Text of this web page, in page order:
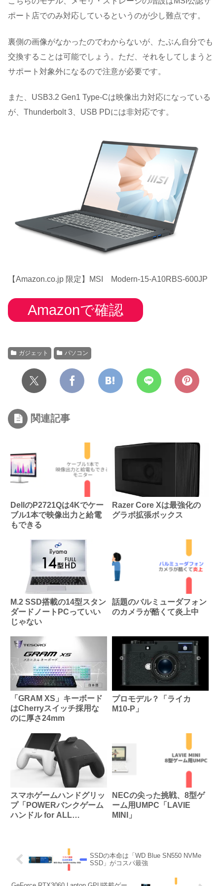
ポート店でのみ対応しているというのが少し難点です。
裏側の画像がなかったのでわからないが、たぶん自分でも
交換することは可能でしょう。ただ、それをしてしまうと
サポート対象外になるので注意が必要です。
また、USB3.2 Gen1 Type-Cは映像出力対応になっている
が、Thunderbolt 3、USB PDには非対応です。
【Amazon.co.jp 限定】MSI Modern-15-A10RBS-600JP
Amazonで確認
ガジェット パソコン
関連記事
DellのP2721Qは4Kでケー
ブル1本で映像出力と給電
もできる
Razer Core Xは最強化の
グラボ拡張ボックス
M.2 SSD搭載の14型スタン
ダードノートPCっていい
じゃない
話題のバルミューダフォン
のカメラが酷くて炎上中
「GRAM XS」キーボード
はCherryスイッチ採用な
のに厚さ24mm
プロモデル？「ライカ
M10-P」
スマホゲームハンドグリッ
プ「POWERバンクゲーム
ハンドル for ALL
NECの尖った挑戦、8型ゲ
ーム用UMPC「LAVIE
MINI」
SSDの本命は「WD Blue SN550 NVMe
SSD」がコスパ最強